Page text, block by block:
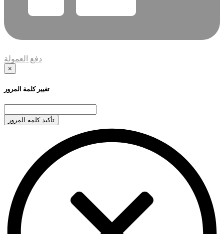
دفع العمولة
×
تغيير كلمة المرور
تأكيد كلمة المرور